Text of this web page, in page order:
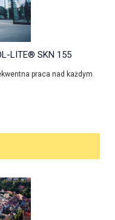
LITE® SKN 155
praca nad każdym